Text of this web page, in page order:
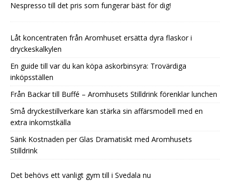
Nespresso till det pris som fungerar bäst för dig!
Låt koncentraten från Aromhuset ersätta dyra flaskor i
dryckeskalkylen
En guide till var du kan köpa askorbinsyra: Trovärdiga
inköpsställen
Från Backar till Buffé – Aromhusets Stilldrink förenklar lunchen
Små dryckestillverkare kan stärka sin affärsmodell med en
extra inkomstkälla
Sänk Kostnaden per Glas Dramatiskt med Aromhusets
Stilldrink
Det behövs ett vanligt gym till i Svedala nu